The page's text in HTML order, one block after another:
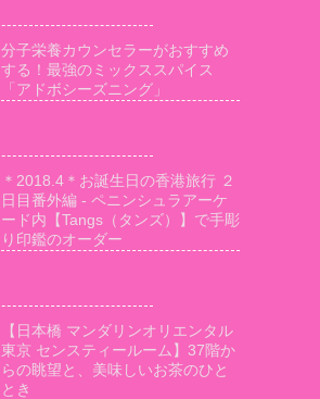
分子栄養カウンセラーがおすすめ
する！最強のミックススパイス
「アドボシーズニング」
＊2018.4＊お誕生日の香港旅行 ２
日目番外編 - ペニンシュラアーケ
ード内【Tangs（タンズ）】で手彫
り印鑑のオーダー
【日本橋 マンダリンオリエンタル
東京 センスティールーム】37階か
らの眺望と、美味しいお茶のひと
とき